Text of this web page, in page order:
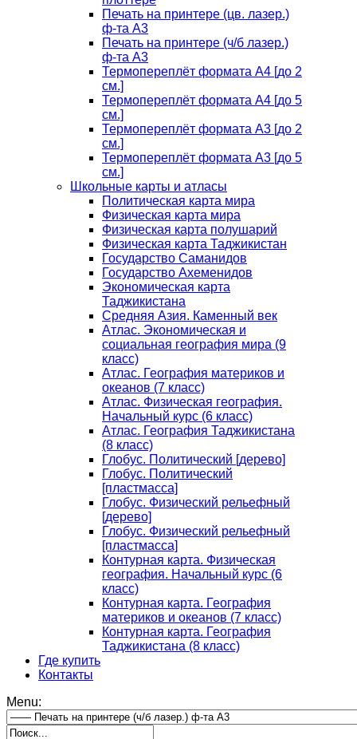
Печать на принтере (цв. лазер.)
ф-та А3
Печать на принтере (ч/б лазер.)
ф-та А3
Термопереплёт формата А4 [до 2
см.]
Термопереплёт формата А4 [до 5
см.]
Термопереплёт формата А3 [до 2
см.]
Термопереплёт формата А3 [до 5
см.]
Школьные карты и атласы
Политическая карта мира
Физическая карта мира
Физическая карта полушарий
Физическая карта Таджикистан
Государство Саманидов
Государство Ахеменидов
Экономическая карта
Таджикистана
Средняя Азия. Каменный век
Атлас. Экономическая и
социальная география мира (9
класс)
Атлас. География материков и
океанов (7 класс)
Атлас. Физическая география.
Начальный курс (6 класс)
Атлас. География Таджикистана
(8 класс)
Глобус. Политический [дерево]
Глобус. Политический
[пластмасса]
Глобус. Физический рельефный
[дерево]
Глобус. Физический рельефный
[пластмасса]
Контурная карта. Физическая
география. Начальный курс (6
класс)
Контурная карта. География
материков и океанов (7 класс)
Контурная карта. География
Таджикистана (8 класс)
Где купить
Контакты
Menu: